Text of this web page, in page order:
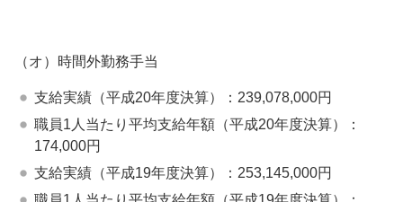
（オ）時間外勤務手当
支給実績（平成20年度決算）：239,078,000円
職員1人当たり平均支給年額（平成20年度決算）：
174,000円
支給実績（平成19年度決算）：253,145,000円